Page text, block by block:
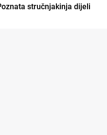
stručnjakinja dijeli